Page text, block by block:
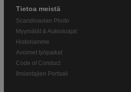
Tietoa meistä
Scandinavian Photo
Myymälät & Aukioloajat
Historiamme
Avoimet työpaikat
Code of Conduct
Ilmiantajien Portaali